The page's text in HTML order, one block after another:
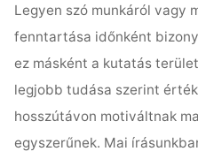
Legyen szó munkáról vagy
fenntartása időnként
ez másként a kutatás
legjobb tudása szerint
hosszútávon motiváltnak
egyszerűnek. Mai